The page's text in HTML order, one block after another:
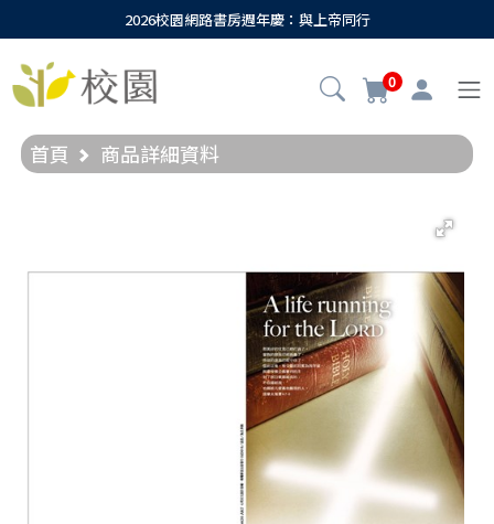
2026校園網路書房週年慶：與上帝同行
0
首頁 商品詳細資料